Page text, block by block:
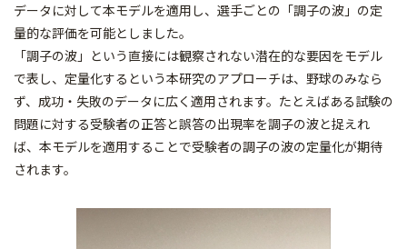
データに対して本モデルを適用し、選手ごとの「調子の波」の定
量的な評価を可能としました。
「調子の波」という直接には観察されない潜在的な要因をモデル
で表し、定量化するという本研究のアプローチは、野球のみなら
ず、成功・失敗のデータに広く適用されます。たとえばある試験の
問題に対する受験者の正答と誤答の出現率を調子の波と捉えれ
ば、本モデルを適用することで受験者の調子の波の定量化が期待
されます。